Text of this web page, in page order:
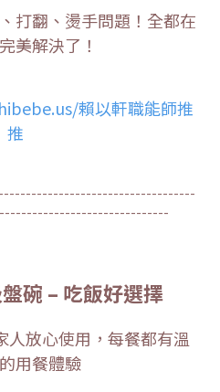
打翻、燙手問題！全都在
美解決了！
賴以軒職能師推
推
碗 – 吃飯好選擇
人放心使用，每餐都有溫
用餐體驗